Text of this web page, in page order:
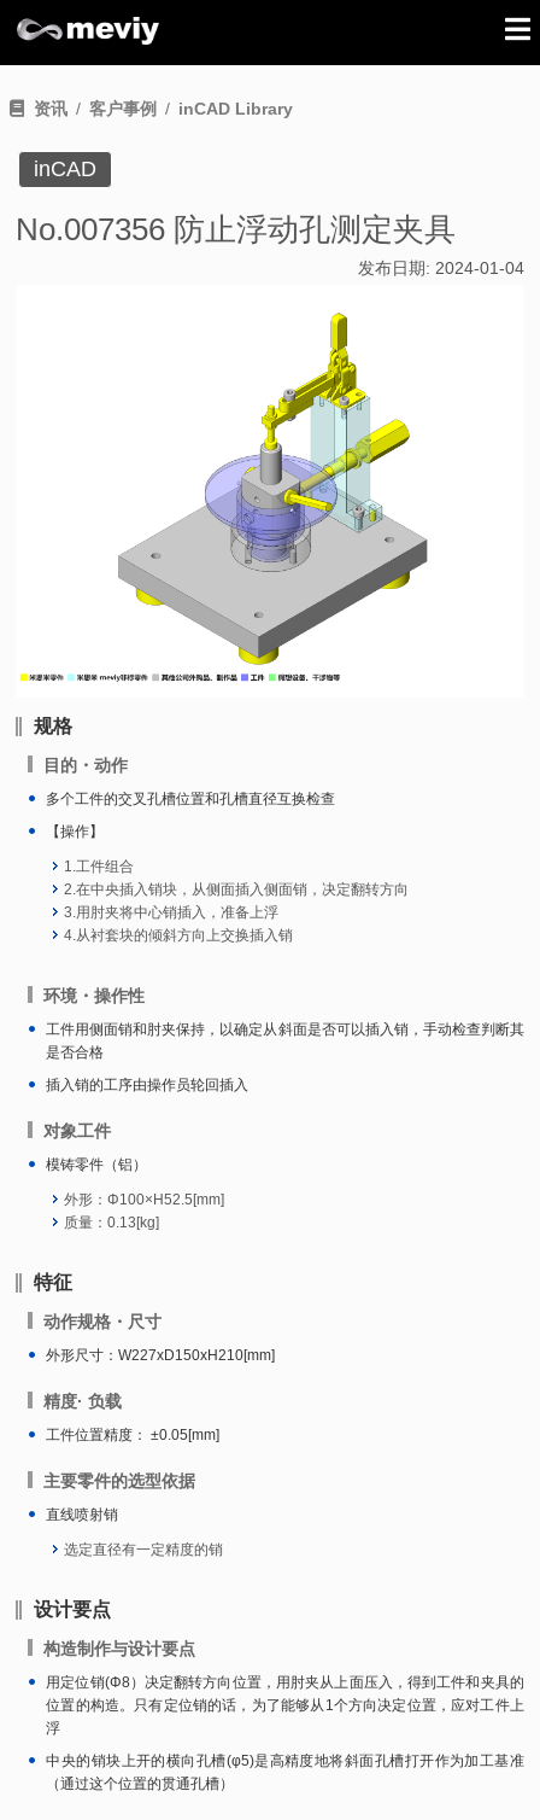
资讯 客户事例 inCAD Library
inCAD
No.007356 防止浮动孔测定夹具
发布日期: 2024-01-04
规格
目的・动作
多个工件的交叉孔槽位置和孔槽直径互换检查
【操作】
1.工件组合
2.在中央插入销块，从侧面插入侧面销，决定翻转方向
3.用肘夹将中心销插入，准备上浮
4.从衬套块的倾斜方向上交换插入销
环境・操作性
工件用侧面销和肘夹保持，以确定从斜面是否可以插入销，手动检查判断其
是否合格
插入销的工序由操作员轮回插入
对象工件
模铸零件（铝）
外形：Φ100×H52.5[mm]
质量：0.13[kg]
特征
动作规格・尺寸
外形尺寸：W227xD150xH210[mm]
精度· 负载
工件位置精度： ±0.05[mm]
主要零件的选型依据
直线喷射销
选定直径有一定精度的销
设计要点
构造制作与设计要点
用定位销(Φ8）决定翻转方向位置，用肘夹从上面压入，得到工件和夹具的
位置的构造。只有定位销的话，为了能够从1个方向决定位置，应对工件上
浮
中央的销块上开的横向孔槽(φ5)是高精度地将斜面孔槽打开作为加工基准
（通过这个位置的贯通孔槽）